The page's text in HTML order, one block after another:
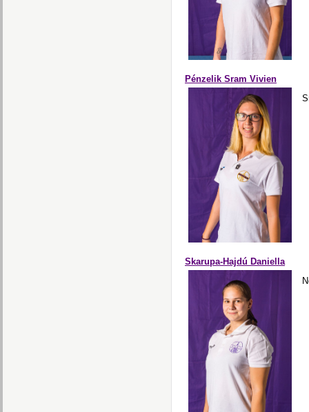
Pénzelik Sram Vivien
Skarupa-Hajdú Daniella